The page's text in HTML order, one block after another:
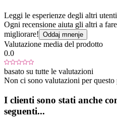
Leggi le esperienze degli altri
Ogni recensione aiuta gli altri a
migliorare! Oddaj mnenje
Valutazione media del prodotto
0.0
basato su tutte le valutazioni
Non ci sono valutazioni per questo
I clienti sono stati anche
seguenti...